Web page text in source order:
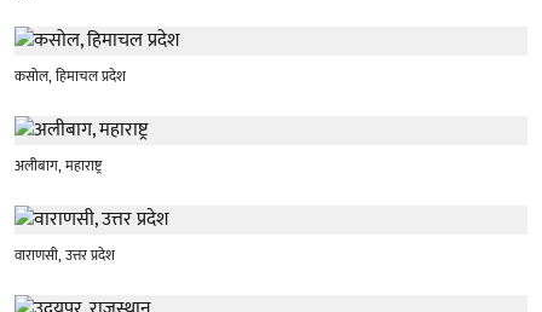
कसोल, हिमाचल प्रदेश
अलीबाग, महाराष्ट्र
वाराणसी, उत्तर प्रदेश